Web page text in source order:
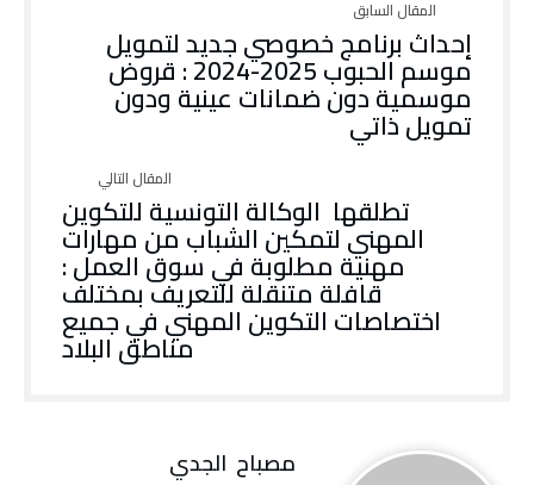
إحداث برنامج خصوصي جديد لتمويل
موسم الحبوب 2025-2024 : قروض
موسمية دون ضمانات عينية ودون
تمويل ذاتي
تطلقها الوكالة التونسية للتكوين
المهني لتمكين الشباب من مهارات
مهنية مطلوبة في سوق العمل :
قافلة متنقلة للتعريف بمختلف
اختصاصات التكوين المهني في جميع
مناطق البلاد
مصباح ‭ ‬الجدي